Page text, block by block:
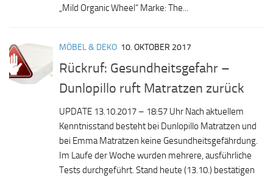
„Mild Organic Wheel“ Marke: The...
MÖBEL & DEKO 10. OKTOBER 2017
Rückruf: Gesundheitsgefahr –
Dunlopillo ruft Matratzen zurück
UPDATE 13.10.2017 – 18:57 Uhr Nach aktuellem
Kenntnisstand besteht bei Dunlopillo Matratzen und
bei Emma Matratzen keine Gesundheitsgefährdung.
Im Laufe der Woche wurden mehrere, ausführliche
Tests durchgeführt. Stand heute (13.10.) bestätigen